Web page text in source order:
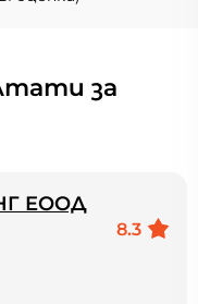
за
ЕООД
8.3